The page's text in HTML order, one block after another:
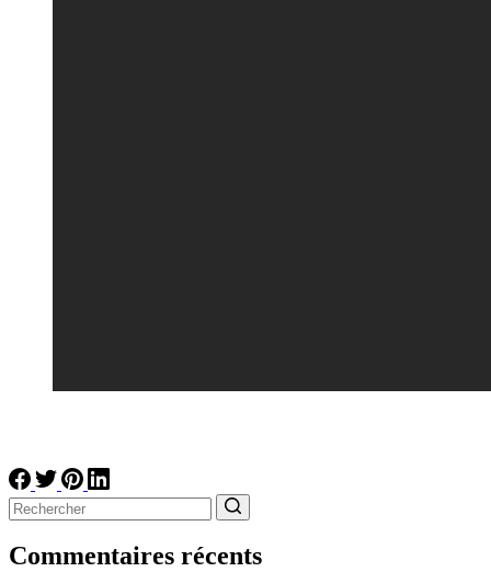
résultat
Commentaires récents